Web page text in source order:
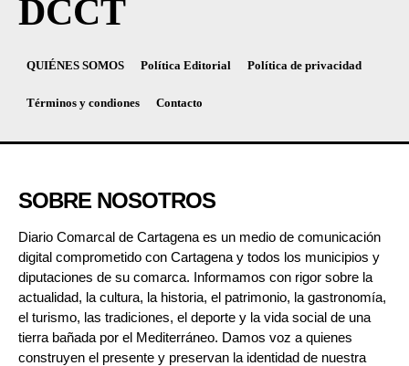
DCCT
QUIÉNES SOMOS Política Editorial Política de privacidad
Términos y condiones Contacto
SOBRE NOSOTROS
Diario Comarcal de Cartagena es un medio de comunicación
digital comprometido con Cartagena y todos los municipios y
diputaciones de su comarca. Informamos con rigor sobre la
actualidad, la cultura, la historia, el patrimonio, la gastronomía,
el turismo, las tradiciones, el deporte y la vida social de una
tierra bañada por el Mediterráneo. Damos voz a quienes
construyen el presente y preservan la identidad de nuestra